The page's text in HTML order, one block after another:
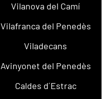
Vilanova del Camí
Vilafranca del Penedès
Viladecans
Avinyonet del Penedès
Caldes d´Estrac